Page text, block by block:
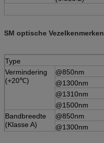
SM optische Vezelkenmerken
Type
Vermindering
(+20℃)
@850nm
@1300nm
@1310nm
@1500nm
Bandbreedte
(Klasse A)
@850nm
@1300nm